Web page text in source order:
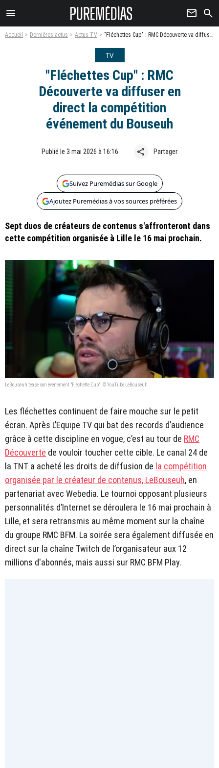
menu newsletter search
Accueil Dernières actus Actus TV "Fléchettes Cup" : RMC Découverte va diffuser en direct la compétition événement du Bouseuh
TV
"Fléchettes Cup" : RMC
Découverte va diffuser en
direct la compétition
événement du Bouseuh
Publié le 3 mai 2026 à 16:16 share Partager
Suivez Puremédias sur Google
Ajoutez Puremédias à vos sources préférées
Sept duos de créateurs de contenus s'affronteront dans
cette compétition organisée à Lille le 16 mai prochain.
LeBouseuh tease son évenement "Fléchette Cup". © YouTube LeBouseuh
Les fléchettes continuent de faire mouche sur le petit
écran. Après L’Equipe TV qui bat des records d’audience
grâce à cette discipline en vogue, c’est au tour de RMC
Découverte de vouloir toucher cette cible. Le canal 24 de
la TNT a acheté les droits de diffusion de la compétition
organisée par le créateur de contenus, LeBouseuh, en
partenariat avec Webedia. Le tournoi opposant plusieurs
personnalités d’Internet se déroulera le 16 mai prochain à
Lille, et sera retransmis au même moment sur la chaîne
du groupe RMC BFM. La soirée sera également diffusée en
direct sur la chaîne Twitch de l’organisateur aux 12
millions d'abonnés, mais aussi sur RMC BFM Play.